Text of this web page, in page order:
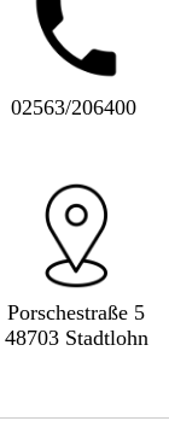
02563/206400
Porschestraße 5
48703 Stadtlohn